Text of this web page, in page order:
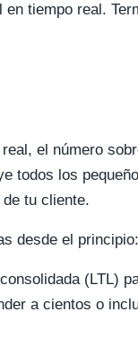
tiempo real.
el número
todos los
tu cliente.
desde el principio:
(LTL)
a cientos o